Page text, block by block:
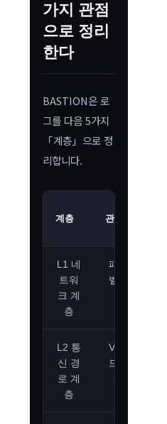
가지 관점
으로 정리
한다
BASTION은 로
그를 다음 5가지
「계층」으로 정
리합니다.
계층 관점
L1 네
트워
크 계
층
패킷 레
벨의 행
L2 통
신 경
로 계
층
VPN/로
드 밸런
서 등